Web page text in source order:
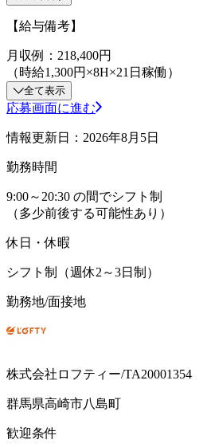
【給与備考】
月収例：218,400円
（時給1,300円×8H×21日稼働）
全て表示
応募画面に進む
情報更新日：2026年8月5日
勤務時間
9:00～20:30 の間でシフト制
（多少前後する可能性あり）
休日・休暇
シフト制（週休2～3日制）
勤務地/面接地
株式会社ロフティー/TA20001354
群馬県高崎市八島町
歓迎条件